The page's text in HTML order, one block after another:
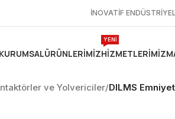
İNOVATİF
KURUMSALÜRÜNLERIMIZHIZMETLERIMIZ
YENİ
ve Yolvericiler/DILMS